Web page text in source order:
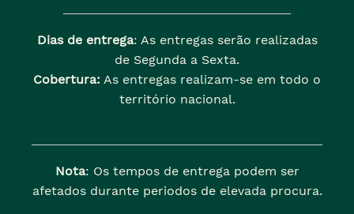
Dias de entrega: As entregas serão realizadas
de Segunda a Sexta.
Cobertura: As entregas realizam-se em todo o
território nacional.
Nota: Os tempos de entrega podem ser
afetados durante periodos de elevada procura.